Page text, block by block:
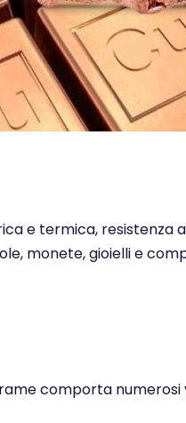
e termica, resistenza
monete, gioielli e
comporta